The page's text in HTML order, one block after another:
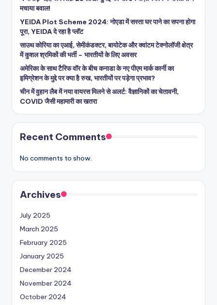
मचाया बवाल!
YEIDA Plot Scheme 2024: नोएडा में सस्ता घर पाने का सपना होगा
पूरा, YEIDA दे रहा है प्लॉट
साउथ कोरिया का एआई, सेमीकंडक्टर, बायोटेक और क्वांटम टेक्नोलॉजी क्षेत्र
में कुशल श्रमिकों की भर्ती – भारतीयों के लिए अवसर
अमेरिका के साथ टैरिफ वॉर के बीच कनाडा के नए पीएम मार्क कार्नी का
इमिग्रेशन के मुद्दे पर क्या है रुख, भारतीयों पर पड़ेगा प्रभाव?
चीन में वुहान लैब में नया वायरस मिलने से अलर्ट: वैज्ञानिकों का चेतावनी,
COVID जैसी महामारी का खतरा
Recent Comments
No comments to show.
Archives
July 2025
March 2025
February 2025
January 2025
December 2024
November 2024
October 2024